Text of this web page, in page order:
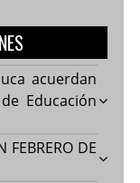
acuerdan
Educación
FEBRERO DE